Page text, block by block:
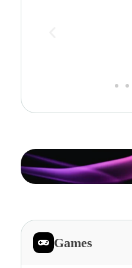
Games